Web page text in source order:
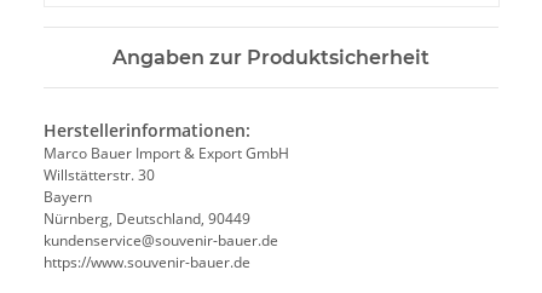
Angaben zur Produktsicherheit
Herstellerinformationen:
Marco Bauer Import & Export GmbH
Willstätterstr. 30
Bayern
Nürnberg, Deutschland, 90449
kundenservice@souvenir-bauer.de
https://www.souvenir-bauer.de